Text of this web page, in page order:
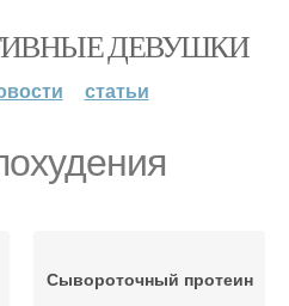
ДЕВУШКИ
статьи
Сывороточный протеин